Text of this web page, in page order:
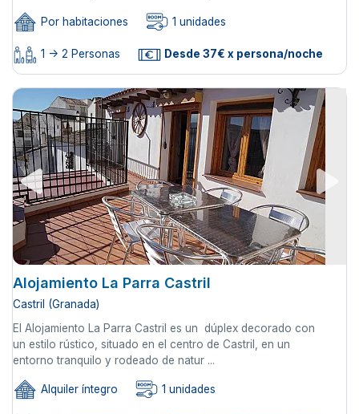
Por habitaciones 1 unidades
1 -> 2 Personas Desde 37€ x persona/noche
Alojamiento La Parra Castril
Castril (Granada)
El Alojamiento La Parra Castril es un dúplex decorado con
un estilo rústico, situado en el centro de Castril, en un
entorno tranquilo y rodeado de natur ...
Alquiler íntegro 1 unidades